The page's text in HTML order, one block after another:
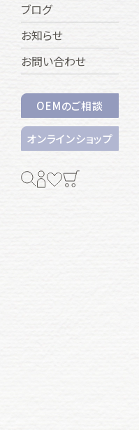
ブログ
お知らせ
お問い合わせ
OEMのご相談
オンラインショップ